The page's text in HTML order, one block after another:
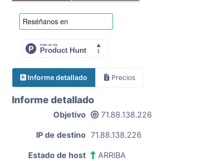
Informe detallado Precios
Informe detallado
Objetivo 71.88.138.226
IP de destino 71.88.138.226
Estado de host ARRIBA